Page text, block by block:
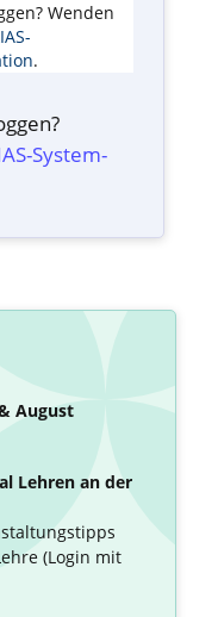
Wenden
.
System­
August
Lehren an der
(Login mit